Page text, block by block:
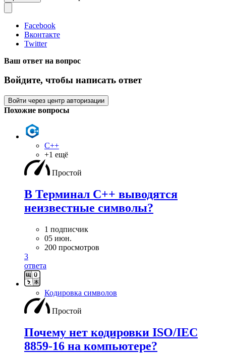
Facebook
Вконтакте
Twitter
Ваш ответ на вопрос
Войдите, чтобы написать ответ
Войти через центр авторизации
Похожие вопросы
C++
+1 ещё
Простой
В Терминал С++ выводятся
неизвестные символы?
1 подписчик
05 июн.
200 просмотров
3
ответа
Кодировка символов
Простой
Почему нет кодировки ISO/IEC
8859-16 на компьютере?